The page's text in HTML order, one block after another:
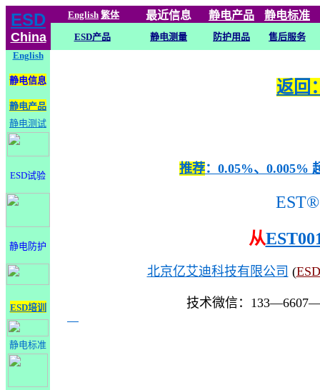
ESD
China
English 繁体 最近信息 静电产品 静电标准
ESD产品 静电测量 防护用品
售后服务
English
静电信息
静电产品
静电测试
ESD试验
静电防护
ESD培训
静电标准
返回
推荐：0.05%、0.005%
EST®
从
北京亿艾迪科技有限公司 (
技术微信：